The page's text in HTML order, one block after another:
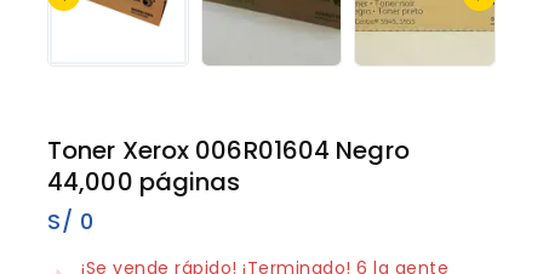
Toner Xerox 006R01604 Negro
44,000 páginas
S/ 0
2 productos vendidos en los últimos 10 horas
¡Se vende rápido! ¡Terminado! 6 la gente